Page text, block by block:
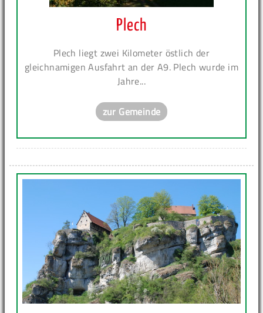
Plech
Plech liegt zwei Kilometer östlich der
gleichnamigen Ausfahrt an der A9. Plech wurde im
Jahre...
zur Gemeinde